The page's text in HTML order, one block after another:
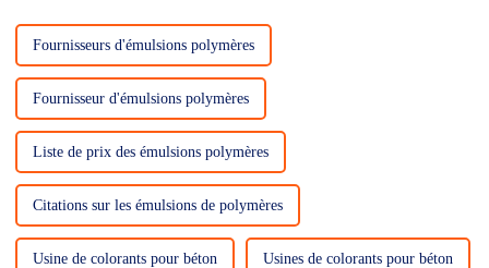
Fournisseurs d'émulsions polymères
Fournisseur d'émulsions polymères
Liste de prix des émulsions polymères
Citations sur les émulsions de polymères
Usine de colorants pour béton Usines de colorants pour béton